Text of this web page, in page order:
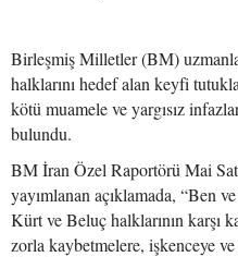
Birleşmiş Milletler (BM)
halklarını hedef alan keyfi
kötü muamele ve yargısız
bulundu.
BM İran Özel Raportörü Mai
yayımlanan açıklamada, “Ben
Kürt ve Beluç halklarının karşı
zorla kaybetmelere, işkenceye